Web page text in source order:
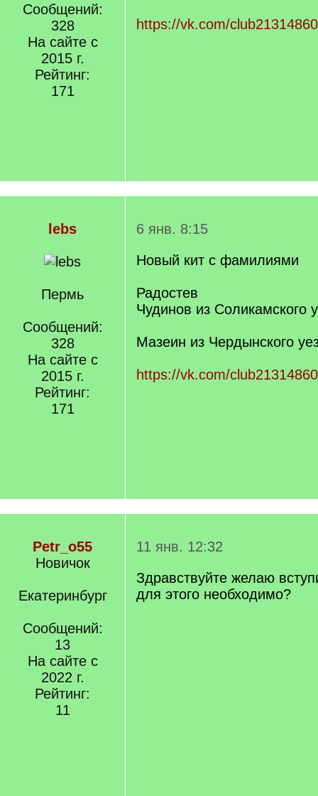
Сообщений:
328
На сайте с
2015 г.
Рейтинг:
171
https://vk.com/
lebs
Пермь
Сообщений:
328
На сайте с
2015 г.
Рейтинг:
171
6 янв. 8:15
Новый кит с фамилиями
Радостев
Чудинов из Соликамского
Мазеин из Чердынского
https://vk.com/
Petr_o55
Новичок
Екатеринбург
Сообщений:
13
На сайте с
2022 г.
Рейтинг:
11
11 янв. 12:32
Здравствуйте желаю
для этого необходимо?